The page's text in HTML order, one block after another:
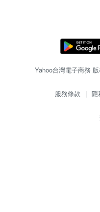
Yahoo台灣電子商務
服務條款 | 隱